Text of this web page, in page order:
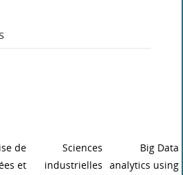
de
et
Sciences
industrielles
Big Data
analytics using